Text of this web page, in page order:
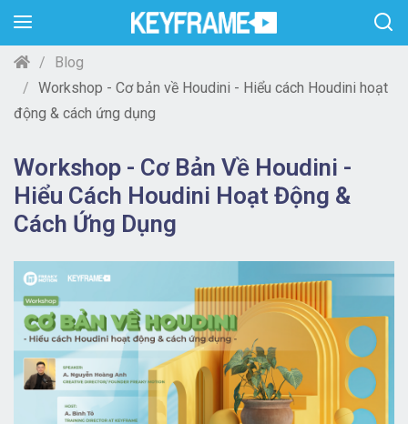
Blog
Workshop - Cơ bản về Houdini - Hiểu cách Houdini hoạt
động & cách ứng dụng
Workshop - Cơ Bản Về Houdini -
Hiểu Cách Houdini Hoạt Động &
Cách Ứng Dụng